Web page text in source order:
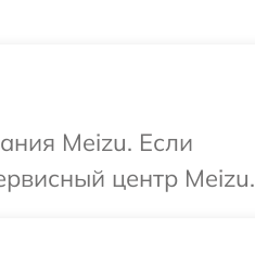
Meizu. Если
центр Meizu.